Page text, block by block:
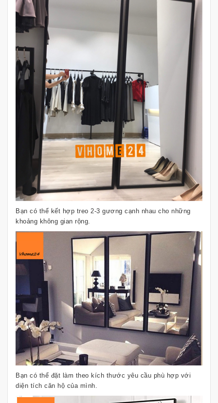
Bạn có thể kết hợp treo 2-3 gương cạnh nhau cho những
khoảng không gian rộng.
Bạn có thể đặt làm theo kích thước yêu cầu phù hợp với
diện tích căn hộ của mình.